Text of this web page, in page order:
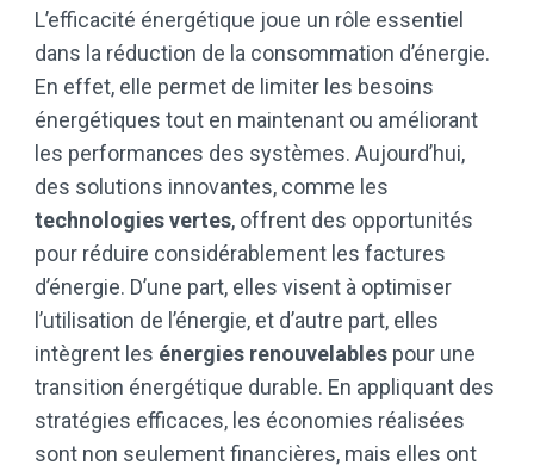
L’efficacité énergétique joue un rôle essentiel
dans la réduction de la consommation d’énergie.
En effet, elle permet de limiter les besoins
énergétiques tout en maintenant ou améliorant
les performances des systèmes. Aujourd’hui,
des solutions innovantes, comme les
technologies vertes, offrent des opportunités
pour réduire considérablement les factures
d’énergie. D’une part, elles visent à optimiser
l’utilisation de l’énergie, et d’autre part, elles
intègrent les énergies renouvelables pour une
transition énergétique durable. En appliquant des
stratégies efficaces, les économies réalisées
sont non seulement financières, mais elles ont